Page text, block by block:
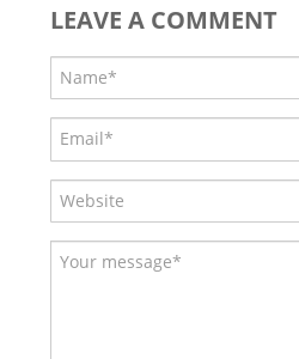
LEAVE A COMMENT